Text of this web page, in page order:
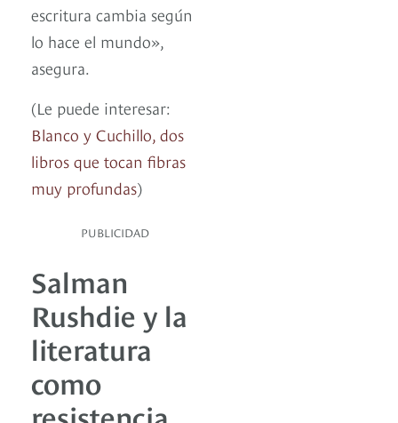
escritura cambia según
lo hace el mundo»,
asegura.
(Le puede interesar:
Blanco y Cuchillo, dos
libros que tocan fibras
muy profundas)
PUBLICIDAD
Salman
Rushdie y la
literatura
como
resistencia